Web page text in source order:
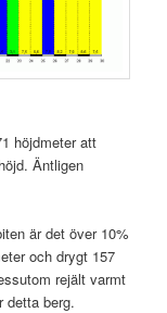
höjdmeter att
Äntligen
är det över 10%
och drygt 157
rejält varmt
detta berg.